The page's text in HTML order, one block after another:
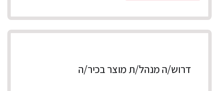
דרוש/ה מנהל/ת מוצר בכיר/ה